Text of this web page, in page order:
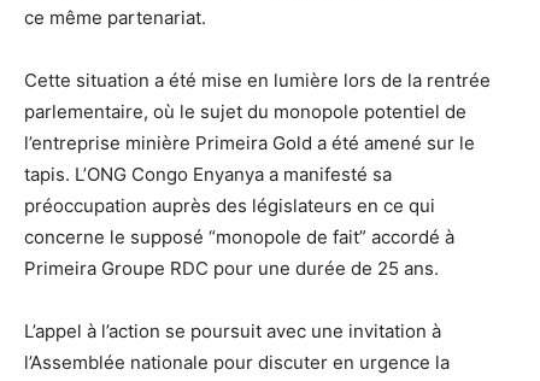
ce même partenariat.
Cette situation a été mise en lumière lors de la rentrée
parlementaire, où le sujet du monopole potentiel de
l’entreprise minière Primeira Gold a été amené sur le
tapis. L’ONG Congo Enyanya a manifesté sa
préoccupation auprès des législateurs en ce qui
concerne le supposé “monopole de fait” accordé à
Primeira Groupe RDC pour une durée de 25 ans.
L’appel à l’action se poursuit avec une invitation à
l’Assemblée nationale pour discuter en urgence la